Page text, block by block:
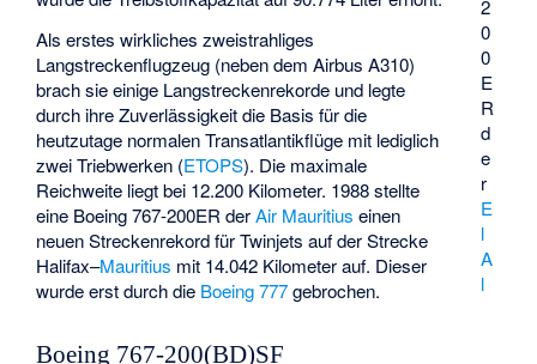
2
0
0
E
R
d
e
r
E
l
A
l
Als erstes wirkliches zweistrahliges
Langstreckenflugzeug (neben dem Airbus A310)
brach sie einige Langstreckenrekorde und legte
durch ihre Zuverlässigkeit die Basis für die
heutzutage normalen Transatlantikflüge mit lediglich
zwei Triebwerken (ETOPS). Die maximale
Reichweite liegt bei 12.200 Kilometer. 1988 stellte
eine Boeing 767-200ER derAir Mauritius einen
neuen Streckenrekord für Twinjets auf der Strecke
Halifax–Mauritius mit 14.042 Kilometer auf. Dieser
wurde erst durch die Boeing 777gebrochen.
Boeing 767-200(BD)SF